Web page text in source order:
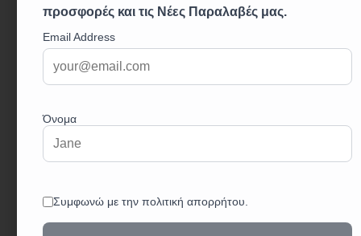
Η μαύρη μαγνητική μύτη προσφέρει εξαιρετική
ακρίβεια και σταθερότητα κατά τη χρήση.
Η αντιολισθητική εργονομική λαβή επιτρέπει
άνετο και ασφαλές κράτημα, ενώ η χρωματική
κωδικοποίηση του μεγέθους διευκολύνει την
Κωδικός: 85508
Σημαντικά Χαρακτηριστικά:
λαβή για άνετο κράτημα.
Αντοχή και Αξιοπιστία: Κατασκευασμένο από